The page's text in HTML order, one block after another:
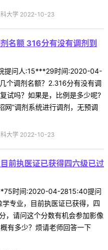
科大学 2022-10-23
名额 316分有没有调剂到
提问人:15***29时间:2020-04-
个调剂名额？2.316分有没有调
试吗？如果是，比例是多少呢?
网”调剂系统进行调剂，无预调
科大学 2022-10-23
前执医证已获得四六级已过
时间:2020-04-2815:40提问
专业，目前执医证已获得，四
，请问这个分数有机会参加影像
有多少？烦请老师回答一下